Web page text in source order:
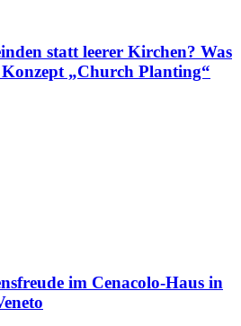
statt leerer Kirchen? Was
„Church Planting“
im Cenacolo-Haus in